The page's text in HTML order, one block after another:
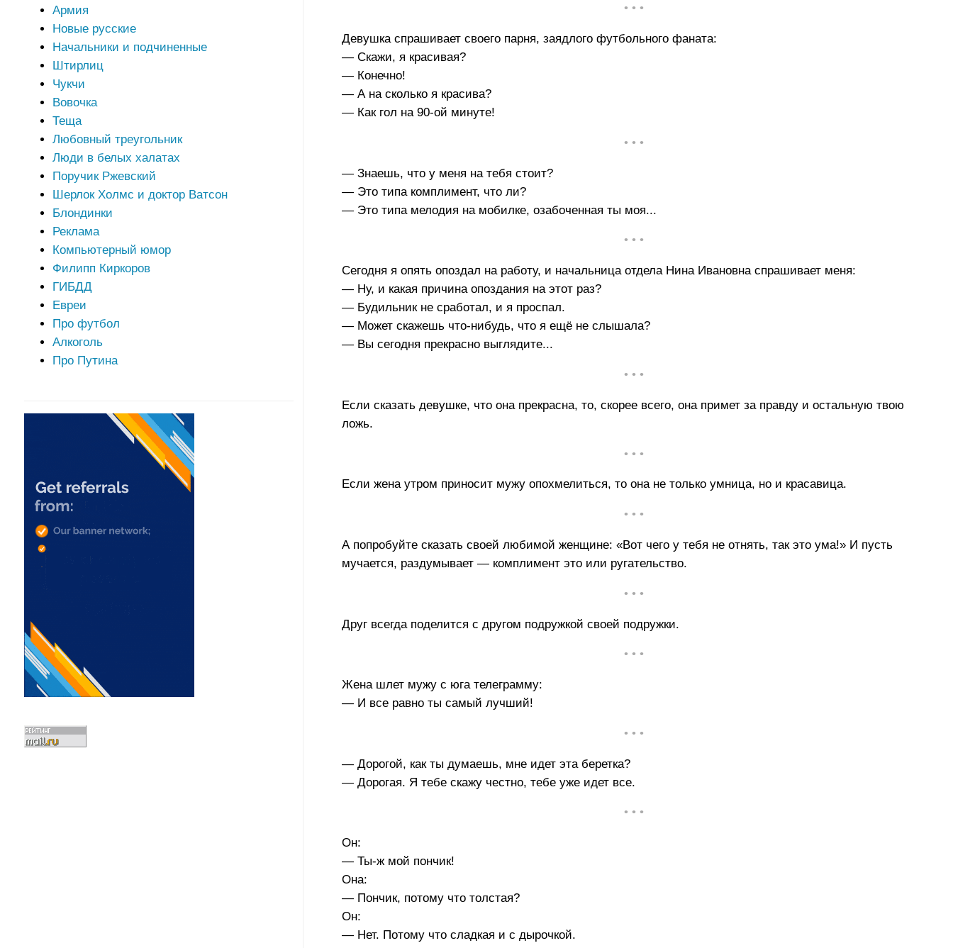
Армия
Новые русские
Начальники и подчиненные
Штирлиц
Чукчи
Вовочка
Теща
Любовный треугольник
Люди в белых халатах
Поручик Ржевский
Шерлок Холмс и доктор Ватсон
Блондинки
Реклама
Компьютерный юмор
Филипп Киркоров
ГИБДД
Евреи
Про футбол
Алкоголь
Про Путина
• • •
Девушка спрашивает своего парня, заядлого футбольного фаната:
— Скажи, я красивая?
— Конечно!
— А на сколько я красива?
— Как гол на 90-ой минуте!
• • •
— Знаешь, что у меня на тебя стоит?
— Это типа комплимент, что ли?
— Это типа мелодия на мобилке, озабоченная ты моя...
• • •
Сегодня я опять опоздал на работу, и начальница отдела Нина Ивановна спрашивает меня:
— Ну, и какая причина опоздания на этот раз?
— Будильник не сработал, и я проспал.
— Может скажешь что-нибудь, что я ещё не слышала?
— Вы сегодня прекрасно выглядите...
• • •
Если сказать девушке, что она прекрасна, то, скорее всего, она примет за правду и остальную твою
ложь.
• • •
Если жена утром приносит мужу опохмелиться, то она не только умница, но и красавица.
• • •
А попробуйте сказать своей любимой женщине: «Вот чего у тебя не отнять, так это ума!» И пусть
мучается, раздумывает — комплимент это или ругательство.
• • •
Друг всегда поделится с другом подружкой своей подружки.
• • •
Жена шлет мужу с юга телеграмму:
— И все равно ты самый лучший!
• • •
— Дорогой, как ты думаешь, мне идет эта беретка?
— Дорогая. Я тебе скажу честно, тебе уже идет все.
• • •
Он:
— Ты-ж мой пончик!
Она:
— Пончик, потому что толстая?
Он:
— Нет. Потому что сладкая и с дырочкой.